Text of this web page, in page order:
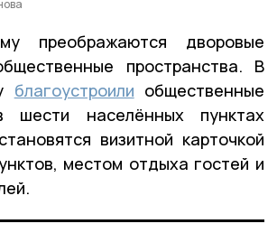
преображаются дворовые
пространства. В
благоустроили общественные
шести населённых пунктах
визитной карточкой
местом отдыха гостей и